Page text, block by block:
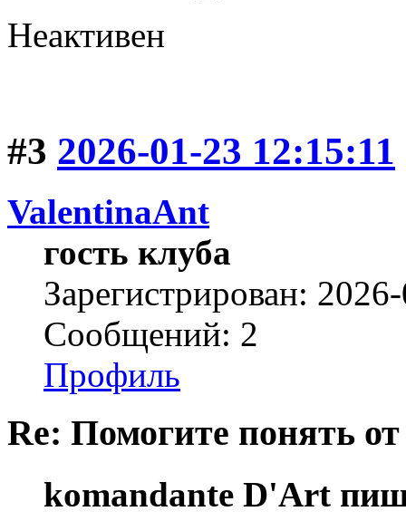
Неактивен
#3 2026-01-23 12:15:11
ValentinaAnt
гость клуба
Зарегистрирован:
Сообщений: 2
Профиль
Re: Помогите понять
komandante D'Art